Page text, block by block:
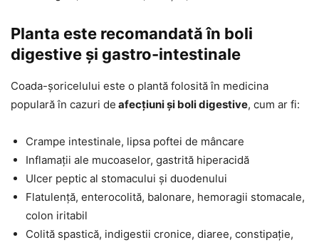
Planta este recomandată în boli
digestive și gastro-intestinale
Coada-șoricelului este o plantă folosită în medicina
populară în cazuri de afecțiuni și boli digestive, cum ar fi:
Crampe intestinale, lipsa poftei de mâncare
Inflamații ale mucoaselor, gastrită hiperacidă
Ulcer peptic al stomacului și duodenului
Flatulență, enterocolită, balonare, hemoragii stomacale,
colon iritabil
Colită spastică, indigestii cronice, diaree, constipație,